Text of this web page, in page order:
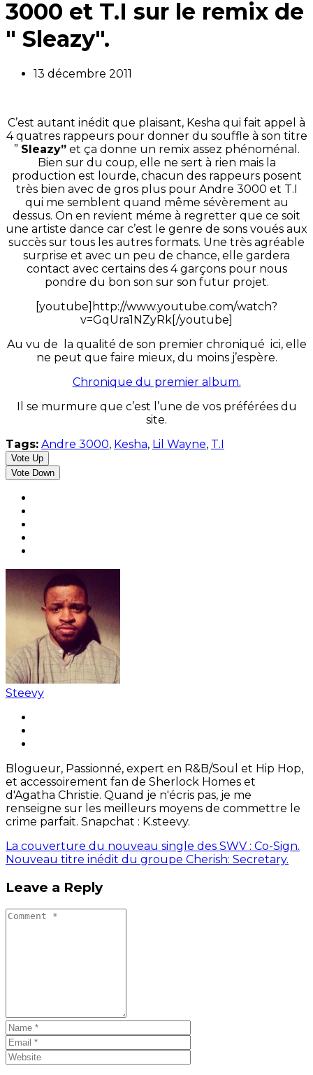
3000 et T.I sur le remix de
" Sleazy".
13 décembre 2011
C’est autant inédit que plaisant, Kesha qui fait appel à
4 quatres rappeurs pour donner du souffle à son titre
” Sleazy”et ça donne un remix assez phénoménal.
Bien sur du coup, elle ne sert à rien mais la
production est lourde, chacun des rappeurs posent
très bien avec de gros plus pour Andre 3000 et T.I
qui me semblent quand même sévèrement au
dessus. On en revient méme à regretter que ce soit
une artiste dance car c’est le genre de sons voués aux
succès sur tous les autres formats. Une très agréable
surprise et avec un peu de chance, elle gardera
contact avec certains des 4 garçons pour nous
pondre du bon son sur son futur projet.
[youtube]http://www.youtube.com/watch?
v=GqUra1NZyRk[/youtube]
Au vu de la qualité de son premier chroniqué ici, elle
ne peut que faire mieux, du moins j’espère.
Chronique du premier album.
Il se murmure que c’est l’une de vos préférées du
site.
Tags: Andre 3000, Kesha, Lil Wayne, T.I
Vote Up
Vote Down
Steevy
Blogueur, Passionné, expert en R&B/Soul et Hip Hop,
et accessoirement fan de Sherlock Homes et
d'Agatha Christie. Quand je n'écris pas, je me
renseigne sur les meilleurs moyens de commettre le
crime parfait. Snapchat : K.steevy.
La couverture du nouveau single des SWV : Co-Sign.
Nouveau titre inédit du groupe Cherish: Secretary.
Leave a Reply